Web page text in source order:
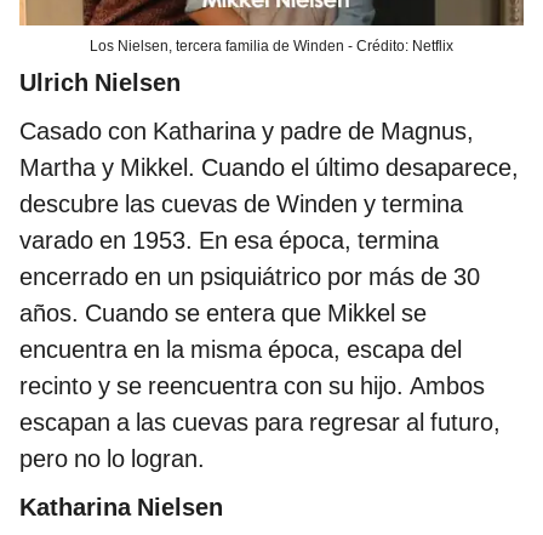
Los Nielsen, tercera familia de Winden - Crédito: Netflix
Ulrich Nielsen
Casado con Katharina y padre de Magnus,
Martha y Mikkel. Cuando el último desaparece,
descubre las cuevas de Winden y termina
varado en 1953. En esa época, termina
encerrado en un psiquiátrico por más de 30
años. Cuando se entera que Mikkel se
encuentra en la misma época, escapa del
recinto y se reencuentra con su hijo. Ambos
escapan a las cuevas para regresar al futuro,
pero no lo logran.
Katharina Nielsen